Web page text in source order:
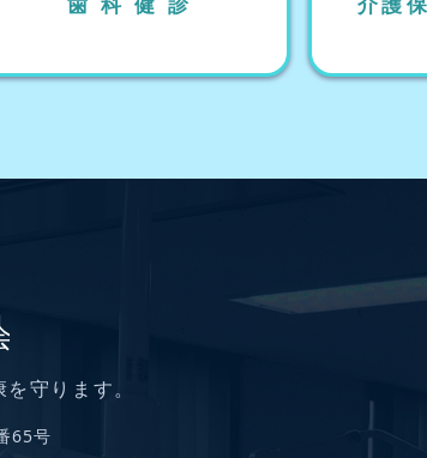
守ります。
65号